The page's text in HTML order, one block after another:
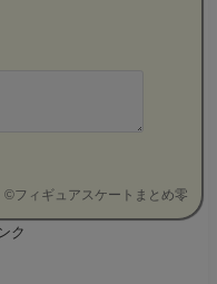
©フィギュアスケートまとめ零
ク